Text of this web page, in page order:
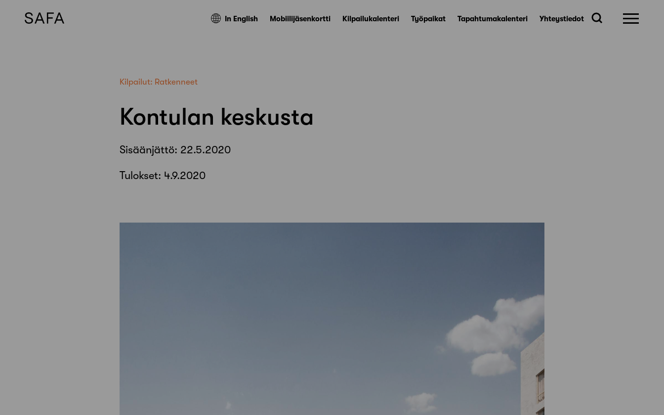
In English Mobiilijäsenkortti Kilpailukalenteri Työpaikat Tapahtumakalenteri Yhteystiedot
Kilpailut: Ratkenneet
Kontulan keskusta
Sisäänjättö: 22.5.2020
Tulokset: 4.9.2020